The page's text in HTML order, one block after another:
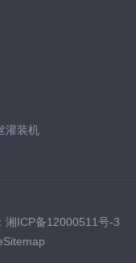
灌装机
湘ICP备12000511号-3